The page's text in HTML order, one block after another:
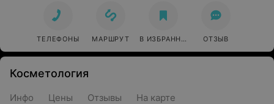
ТЕЛЕФОНЫ МАРШРУТ В ИЗБРАННОЕ ОТЗЫВ
Косметология
Инфо Цены Отзывы На карте